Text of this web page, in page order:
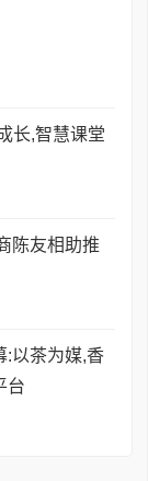
长,智慧课堂
陈友相助推
:以茶为媒,香
台